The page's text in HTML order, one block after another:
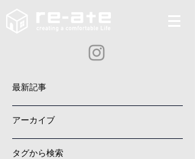
最新記事
アーカイブ
タグから検索